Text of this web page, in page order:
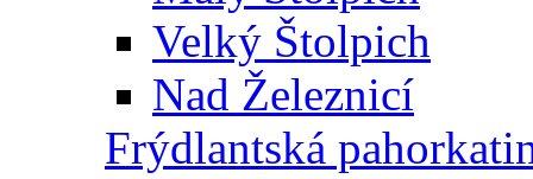
Velký Štolpich
Nad Železnicí
Frýdlantská